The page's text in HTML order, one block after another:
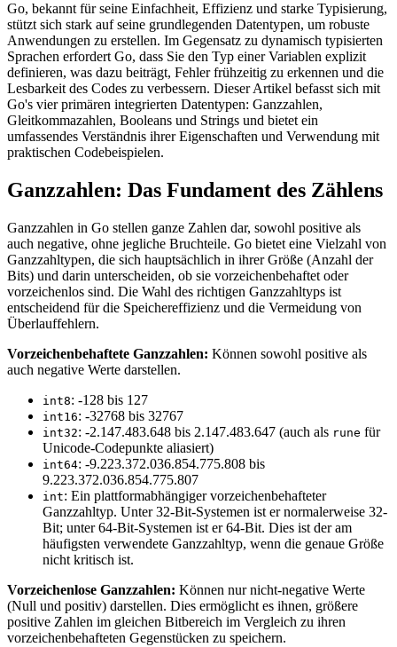
Go, bekannt für seine Einfachheit, Effizienz und starke Typisierung,
stützt sich stark auf seine grundlegenden Datentypen, um robuste
Anwendungen zu erstellen. Im Gegensatz zu dynamisch typisierten
Sprachen erfordert Go, dass Sie den Typ einer Variablen explizit
definieren, was dazu beiträgt, Fehler frühzeitig zu erkennen und die
Lesbarkeit des Codes zu verbessern. Dieser Artikel befasst sich mit
Go's vier primären integrierten Datentypen: Ganzzahlen,
Gleitkommazahlen, Booleans und Strings und bietet ein
umfassendes Verständnis ihrer Eigenschaften und Verwendung mit
praktischen Codebeispielen.
Ganzzahlen: Das Fundament des Zählens
Ganzzahlen in Go stellen ganze Zahlen dar, sowohl positive als
auch negative, ohne jegliche Bruchteile. Go bietet eine Vielzahl von
Ganzzahltypen, die sich hauptsächlich in ihrer Größe (Anzahl der
Bits) und darin unterscheiden, ob sie vorzeichenbehaftet oder
vorzeichenlos sind. Die Wahl des richtigen Ganzzahltyps ist
entscheidend für die Speichereffizienz und die Vermeidung von
Überlauffehlern.
Vorzeichenbehaftete Ganzzahlen: Können sowohl positive als
auch negative Werte darstellen.
int8: -128 bis 127
int16: -32768 bis 32767
int32: -2.147.483.648 bis 2.147.483.647 (auch als rune für
Unicode-Codepunkte aliasiert)
int64: -9.223.372.036.854.775.808 bis
9.223.372.036.854.775.807
int: Ein plattformabhängiger vorzeichenbehafteter
Ganzzahltyp. Unter 32-Bit-Systemen ist er normalerweise 32-
Bit; unter 64-Bit-Systemen ist er 64-Bit. Dies ist der am
häufigsten verwendete Ganzzahltyp, wenn die genaue Größe
nicht kritisch ist.
Vorzeichenlose Ganzzahlen: Können nur nicht-negative Werte
(Null und positiv) darstellen. Dies ermöglicht es ihnen, größere
positive Zahlen im gleichen Bitbereich im Vergleich zu ihren
vorzeichenbehafteten Gegenstücken zu speichern.